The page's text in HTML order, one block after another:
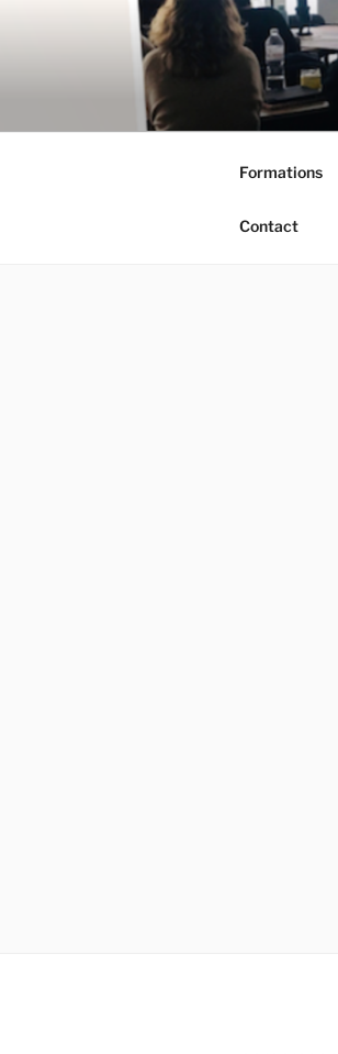
Formations
Contact